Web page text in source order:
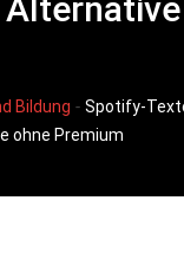
Bildung - Spotify-
ohne Premium